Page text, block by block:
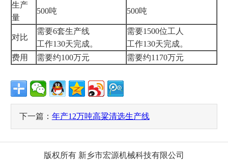
生产
量
500吨 500吨
对比
需要6套生产线
工作130天完成。
需要1500位工人
工作130天完成。
费用
需要约100万元 需要约1170万元
下一篇： 年产12万吨高粱清选生产线
版权所有 新乡市宏源机械科技有限公司